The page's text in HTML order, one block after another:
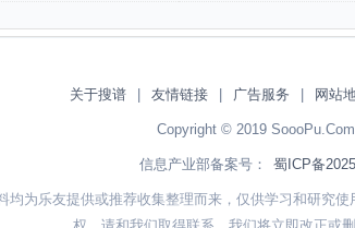
关于搜谱 友情链接 广告服务 网站
Copyright © 2019
信息产业部备案号： 蜀ICP备
均为乐友提供或推荐收集整理而来，仅供学习和研究